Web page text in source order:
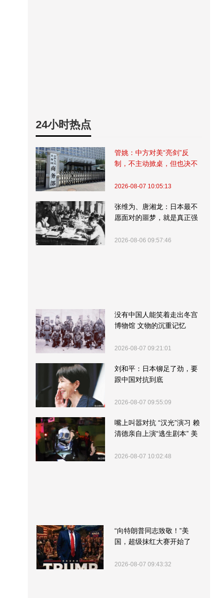
24小时热点
管姚：中方对美“亮剑”反
制，不主动掀桌，但也决不
2026-08-07 10:05:13
张维为、唐湘龙：日本最不
愿面对的噩梦，就是真正强
2026-08-06 09:57:46
没有中国人能笑着走出冬宫
博物馆 文物的沉重记忆
2026-08-07 09:21:01
刘和平：日本铆足了劲，要
跟中国对抗到底
2026-08-07 09:55:09
嘴上叫嚣对抗 “汉光”演习 赖
清德亲自上演“逃生剧本” 美
2026-08-07 10:02:48
“向特朗普同志致敬！”美
国，超级抹红大赛开始了
2026-08-07 09:43:32